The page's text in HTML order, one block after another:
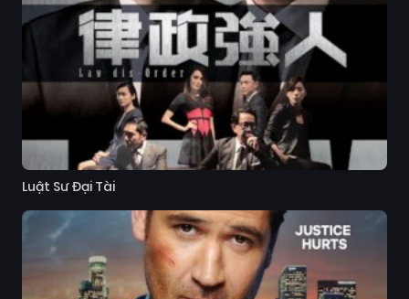
Luật Sư Đại Tài